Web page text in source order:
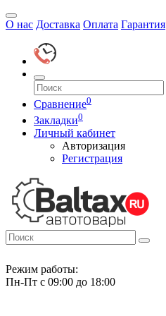
О нас Доставка Оплата Гарантия
Сравнение0
Закладки0
Личный кабинет
Авторизация
Регистрация
Режим работы:
Пн-Пт с 09:00 до 18:00